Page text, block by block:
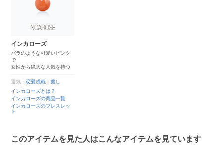
インカローズ
バラのような可愛いピンク
で
女性から絶大な人気を持つ
運気：恋愛成就 ｜癒し
インカローズとは？
インカローズの商品一覧
インカローズのブレスレッ
ト
このアイテムを見た人はこんなアイテムを見ています